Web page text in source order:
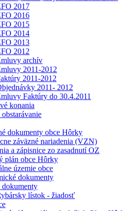
2017
2016
2015
2014
2013
2012
archív
2011-2012
2011-2012
2011- 2012
Faktúry do 30.4.2011
konania
dokumenty obce Hôrky
záväzné nariadenia (VZN)
a zápisnice zo zasadnutí OZ
plán obce Hôrky
územie obce
dokumenty
dokumenty
lístok - žiadosť